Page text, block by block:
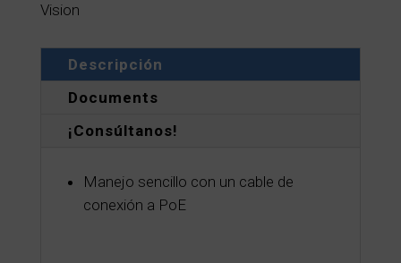
Vision
Descripción
Documents
¡Consúltanos!
Manejo sencillo con un cable de
conexión a PoE